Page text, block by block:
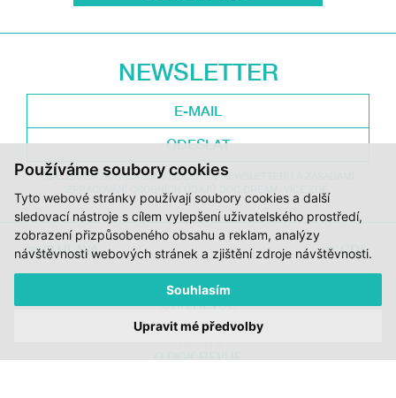
Používáme soubory cookies
Tyto webové stránky používají soubory cookies a další
sledovací nástroje s cílem vylepšení uživatelského prostředí,
zobrazení přizpůsobeného obsahu a reklam, analýzy
návštěvnosti webových stránek a zjištění zdroje návštěvnosti.
Souhlasím
Upravit mé předvolby
NEWSLETTER
ODESLAT
ODESLÁNÍM SOUHLASÍM S ODBĚREM NEWSLETTERU A ZÁSADAMI
JI.HLAVA CDF
DOK.REVUE
RUBRIKY
AUTOŘI
O DOK.REVUE